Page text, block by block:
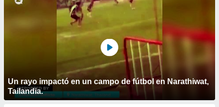
Un rayo impactó en un campo de fútbol en Narathiwat,
Tailandia.